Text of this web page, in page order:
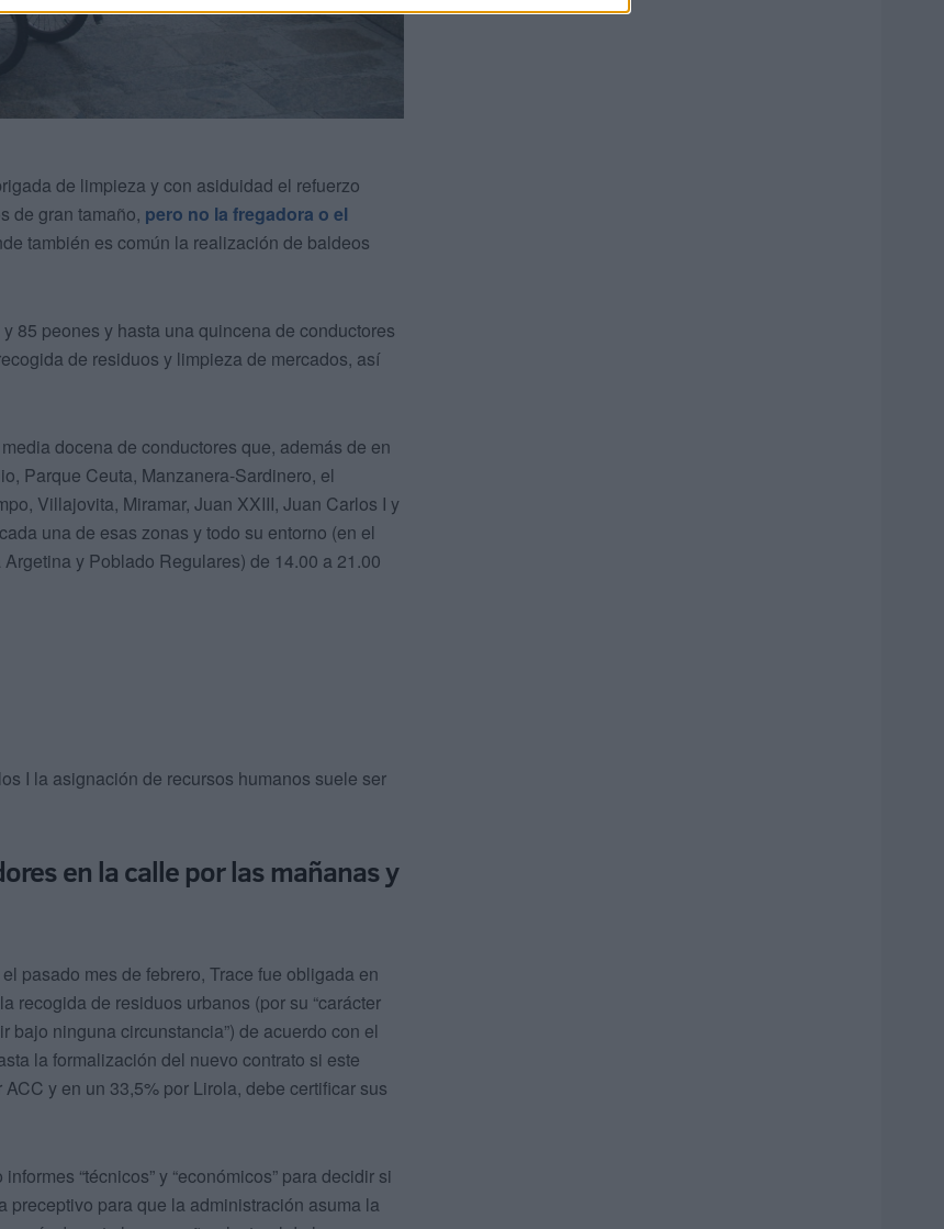
de limpieza y con asiduidad el refuerzo
de gran tamaño, pero no la fregadora o el
también es común la realización de baldeos
85 peones y hasta una quincena de conductores
de residuos y limpieza de mercados, así
docena de conductores que, además de en
Parque Ceuta, Manzanera-Sardinero, el
Villajovita, Miramar, Juan XXIII, Juan Carlos I y
una de esas zonas y todo su entorno (en el
y Poblado Regulares) de 14.00 a 21.00
I la asignación de recursos humanos suele ser
en la calle por las mañanas y
pasado mes de febrero, Trace fue obligada en
recogida de residuos urbanos (por su “carácter
ninguna circunstancia”) de acuerdo con el
la formalización del nuevo contrato si este
y en un 33,5% por Lirola, debe certificar sus
“técnicos” y “económicos” para decidir si
para que la administración asuma la